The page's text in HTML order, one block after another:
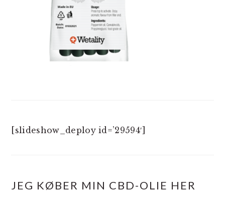
[slideshow_deploy id=’29594′]
JEG KØBER MIN CBD-OLIE HER